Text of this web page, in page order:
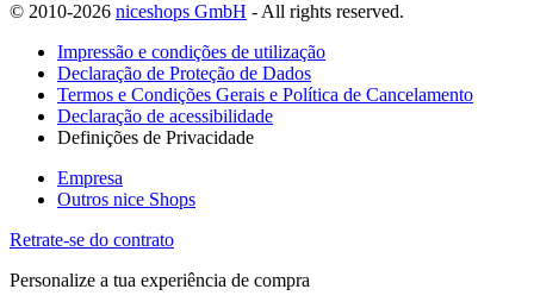
© 2010-2026 niceshops GmbH - All rights reserved.
Impressão e condições de utilização
Declaração de Proteção de Dados
Termos e Condições Gerais e Política de Cancelamento
Declaração de acessibilidade
Definições de Privacidade
Empresa
Outros nice Shops
Retrate-se do contrato
Personalize a tua experiência de compra